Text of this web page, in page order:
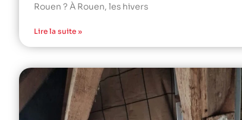
Rouen ? À Rouen, les hivers
Lire la suite »